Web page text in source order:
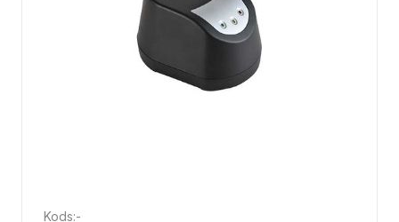
Kods:-